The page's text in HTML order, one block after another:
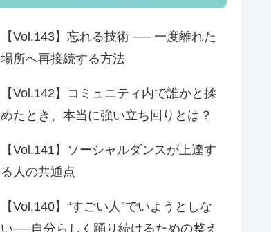
【Vol.143】忘れる技術 ── 一度離れた
場所へ再接続する方法
【Vol.142】コミュニティ内で誰かと揉
めたとき、本当に強い立ち回りとは？
【Vol.141】ソーシャルダンスが上達す
る人の共通点
【Vol.140】“すごい人”でいようとしな
い──自分らしく踊り続けるための整え